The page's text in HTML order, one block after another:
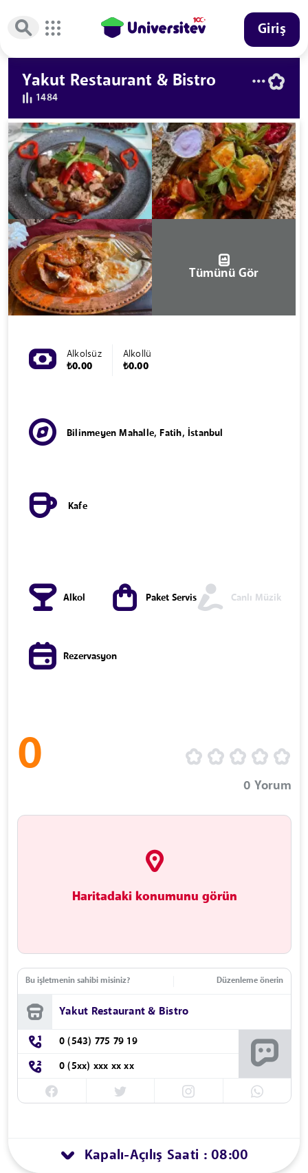
Giriş
Yakut Restaurant & Bistro
1484
Tümünü Gör
Alkolsüz
₺0.00
Alkollü
₺0.00
Bilinmeyen Mahalle, Fatih, İstanbul
Kafe
Alkol Paket Servis Canlı Müzik
Rezervasyon
0
0 Yorum
Haritadaki konumunu görün
Bu işletmenin sahibi misiniz? Düzenleme önerin
Yakut Restaurant & Bistro
0 (543) 775 79 19
0 (5xx) xxx xx xx
Kapalı-Açılış Saati : 08:00